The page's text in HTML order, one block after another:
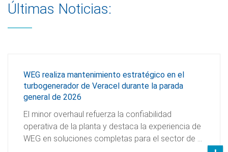
Últimas Noticias:
WEG realiza mantenimiento estratégico en el
turbogenerador de Veracel durante la parada
general de 2026
El minor overhaul refuerza la confiabilidad
operativa de la planta y destaca la experiencia de
WEG en soluciones completas para el sector de …